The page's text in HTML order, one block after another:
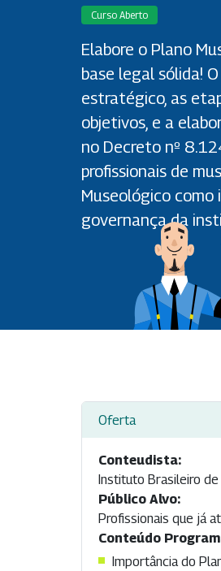
Curso Aberto
Elabore o Plano
base legal sólida!
estratégico, as
objetivos, e a
no Decreto nº
profissionais de
Museológico
governança da
Oferta
Conteudista:
Instituto Brasileiro de
Público Alvo:
Profissionais que já
Conteúdo
Importância do